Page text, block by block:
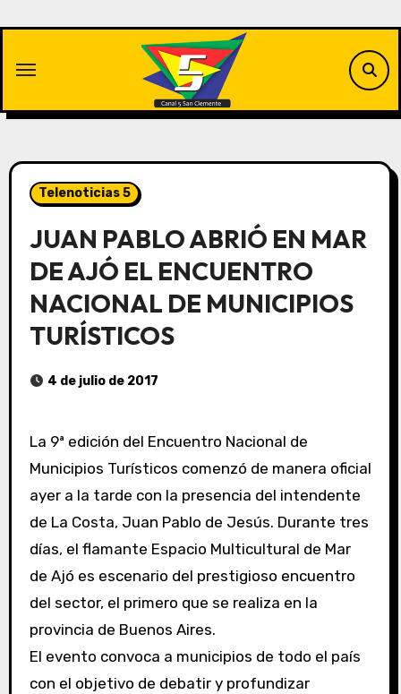
contenido
Telenoticias 5
JUAN PABLO ABRIÓ EN MAR
DE AJÓ EL ENCUENTRO
NACIONAL DE MUNICIPIOS
TURÍSTICOS
4 de julio de 2017
La 9ª edición del Encuentro Nacional de
Municipios Turísticos comenzó de manera oficial
ayer a la tarde con la presencia del intendente
de La Costa, Juan Pablo de Jesús. Durante tres
días, el flamante Espacio Multicultural de Mar
de Ajó es escenario del prestigioso encuentro
del sector, el primero que se realiza en la
provincia de Buenos Aires.
El evento convoca a municipios de todo el país
con el objetivo de debatir y profundizar